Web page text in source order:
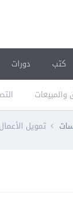
والمبيعات
كتب دورات
تمويل